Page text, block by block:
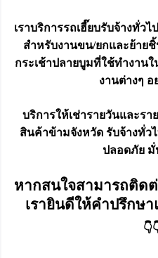
เราบริการรถเฮี๊ยบรับจ้างทั่ว
สำหรับงานขน/ยกและย้าย
กระเช้าปลายบูมที่ใช้ทำงาน
งานต่างๆ
บริการให้เช่ารายวันและร
สินค้าข้ามจังหวัด รับจ้างทั่ว
ปลอดภัย มั่
หากสนใจสามารถติด
เรายินดีให้คำปรึกษ